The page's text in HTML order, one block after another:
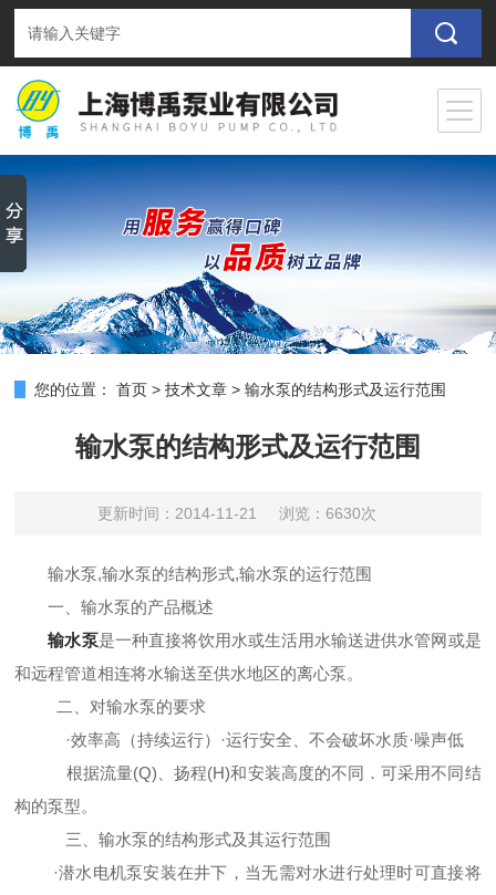
您的位置： 首页 >技术文章 >输水泵的结构形式及运行范围
输水泵的结构形式及运行范围
更新时间：2014-11-21 浏览：6630次
输水泵,输水泵的结构形式,输水泵的运行范围
一、输水泵的产品概述
输水泵是一种直接将饮用水或生活用水输送进供水管网或是
和远程管道相连将水输送至供水地区的离心泵。
二、对输水泵的要求
·效率高（持续运行）·运行安全、不会破坏水质·噪声低
根据流量(Q) 、扬程(H)和安装高度的不同．可采用不同结
构的泵型。
三、输水泵的结构形式及其运行范围
·潜水电机泵安装在井下，当无需对水进行处理时可直接将